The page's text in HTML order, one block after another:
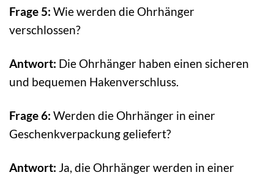
Frage 5: Wie werden die Ohrhänger
verschlossen?
Antwort: Die Ohrhänger haben einen sicheren
und bequemen Hakenverschluss.
Frage 6: Werden die Ohrhänger in einer
Geschenkverpackung geliefert?
Antwort: Ja, die Ohrhänger werden in einer